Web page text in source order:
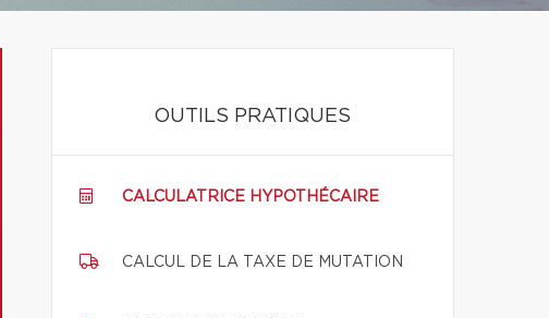
OUTILS PRATIQUES
CALCULATRICE HYPOTHÉCAIRE
CALCUL DE LA TAXE DE MUTATION